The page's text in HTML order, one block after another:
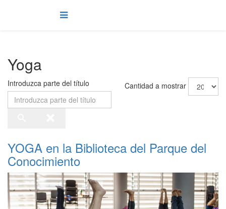
Yoga
Introduzca parte del título Cantidad a mostrar
YOGA en la Biblioteca del Parque del
Conocimiento